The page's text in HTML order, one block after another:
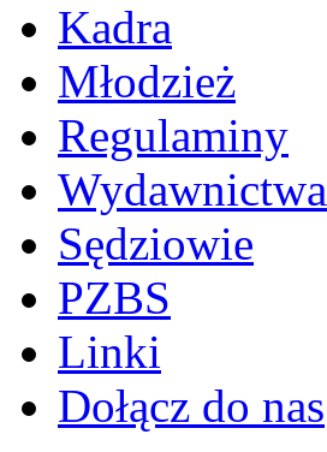
Kadra
Młodzież
Regulaminy
Wydawnictwa
Sędziowie
PZBS
Linki
Dołącz do nas